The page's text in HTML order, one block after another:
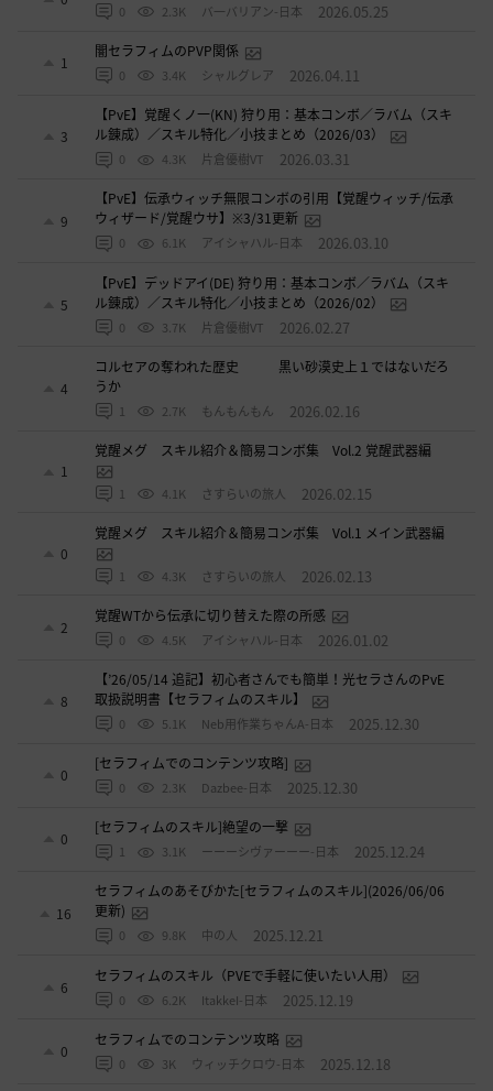
0 2.3K バ一バリアン-日本 2026.05.25
1
闇セラフィムのPVP関係
0 3.4K シャルグレア 2026.04.11
3
【PvE】覚醒くノ一(KN) 狩り用：基本コンボ／ラバム（スキ
ル錬成）／スキル特化／小技まとめ（2026/03）
0 4.3K 片倉優樹VT 2026.03.31
9
【PvE】伝承ウィッチ無限コンボの引用【覚醒ウィッチ/伝承
ウィザード/覚醒ウサ】※3/31更新
0 6.1K アイシャハル-日本 2026.03.10
5
【PvE】デッドアイ(DE) 狩り用：基本コンボ／ラバム（スキ
ル錬成）／スキル特化／小技まとめ（2026/02）
0 3.7K 片倉優樹VT 2026.02.27
4
コルセアの奪われた歴史 黒い砂漠史上１ではないだろ
うか
1 2.7K もんもんもん 2026.02.16
1
覚醒メグ スキル紹介＆簡易コンボ集 Vol.2 覚醒武器編
1 4.1K さすらいの旅人 2026.02.15
0
覚醒メグ スキル紹介＆簡易コンボ集 Vol.1 メイン武器編
1 4.3K さすらいの旅人 2026.02.13
2
覚醒WTから伝承に切り替えた際の所感
0 4.5K アイシャハル-日本 2026.01.02
8
【’26/05/14 追記】初心者さんでも簡単！光セラさんのPvE
取扱説明書【セラフィムのスキル】
0 5.1K Neb用作業ちゃんA-日本 2025.12.30
0
[セラフィムでのコンテンツ攻略]
0 2.3K Dazbee-日本 2025.12.30
0
[セラフィムのスキル]絶望の一撃
1 3.1K ーーーシヴァーーー-日本 2025.12.24
16
セラフィムのあそびかた[セラフィムのスキル](2026/06/06
更新)
0 9.8K 中の人 2025.12.21
6
セラフィムのスキル（PVEで手軽に使いたい人用）
0 6.2K ItakkeI-日本 2025.12.19
0
セラフィムでのコンテンツ攻略
0 3K ウィッチクロウ-日本 2025.12.18